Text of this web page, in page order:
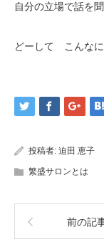
自分の立場で話を
どーして こんなに
投稿者: 迫田 恵子
繁盛サロンとは
前の記